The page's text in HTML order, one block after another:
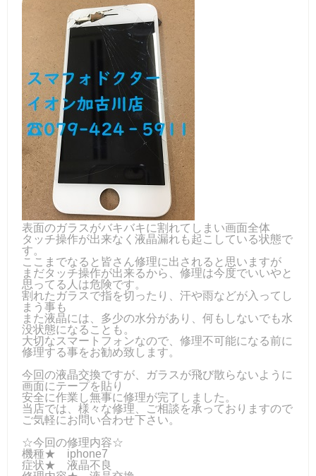
表面のガラスがバキバキに割れてしまい画面全体
タッチ操作が出来なく液晶漏れも起こしている状態で
す。
ここまでなると皆さん修理に出されると思いますが
まだタッチ操作が出来るから、修理は今度でいいやと
思ってる人は危険です。
割れたガラスで指を切ったり、汗や雨などが入ってし
まう事も
また液晶には、多少の水分があり、何もしないでも水
没状態になることも。
大切なスマートフォンなので、修理不可能になる前に
修理する事をお勧め致します。
今回の液晶交換ですが、ガラスが飛び散らないように
画面にテープを貼り
安全に作業し無事に修理が完了しました。
当店では、様々な修理、ご相談を承っておりますので
ご気軽にお問い合わせ下さい。
☆今回の修理内容☆
機種★ iphone7
症状★ 液晶不良